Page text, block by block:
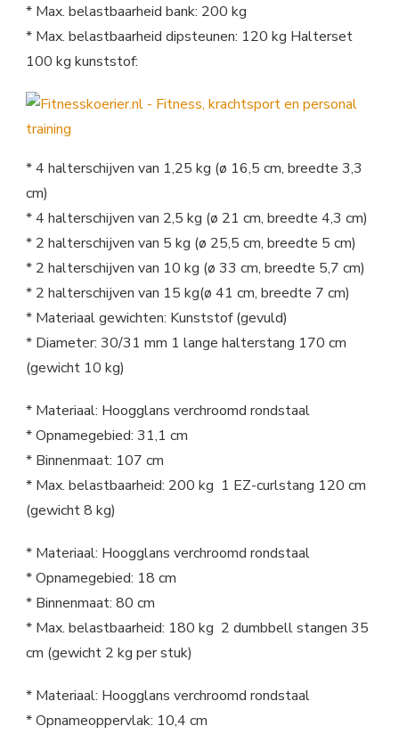
* Max. belastbaarheid bank: 200 kg
* Max. belastbaarheid dipsteunen: 120 kg Halterset
100 kg kunststof:
* 4 halterschijven van 1,25 kg (ø 16,5 cm, breedte 3,3
cm)
* 4 halterschijven van 2,5 kg (ø 21 cm, breedte 4,3 cm)
* 2 halterschijven van 5 kg (ø 25,5 cm, breedte 5 cm)
* 2 halterschijven van 10 kg (ø 33 cm, breedte 5,7 cm)
* 2 halterschijven van 15 kg(ø 41 cm, breedte 7 cm)
* Materiaal gewichten: Kunststof (gevuld)
* Diameter: 30/31 mm 1 lange halterstang 170 cm
(gewicht 10 kg)
* Materiaal: Hoogglans verchroomd rondstaal
* Opnamegebied: 31,1 cm
* Binnenmaat: 107 cm
* Max. belastbaarheid: 200 kg 1 EZ-curlstang 120 cm
(gewicht 8 kg)
* Materiaal: Hoogglans verchroomd rondstaal
* Opnamegebied: 18 cm
* Binnenmaat: 80 cm
* Max. belastbaarheid: 180 kg 2 dumbbell stangen 35
cm (gewicht 2 kg per stuk)
* Materiaal: Hoogglans verchroomd rondstaal
* Opnameoppervlak: 10,4 cm